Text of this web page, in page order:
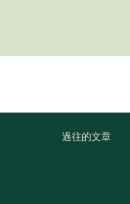
過往的文章